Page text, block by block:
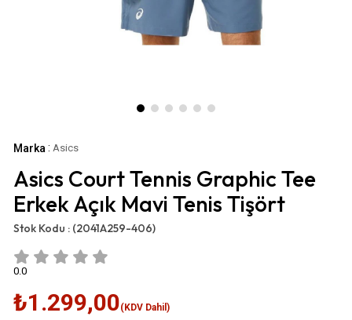
Marka : Asics
Asics Court Tennis Graphic Tee
Erkek Açık Mavi Tenis Tişört
Stok Kodu : (2041A259-406)
0.0
₺1.299,00(KDV Dahil)